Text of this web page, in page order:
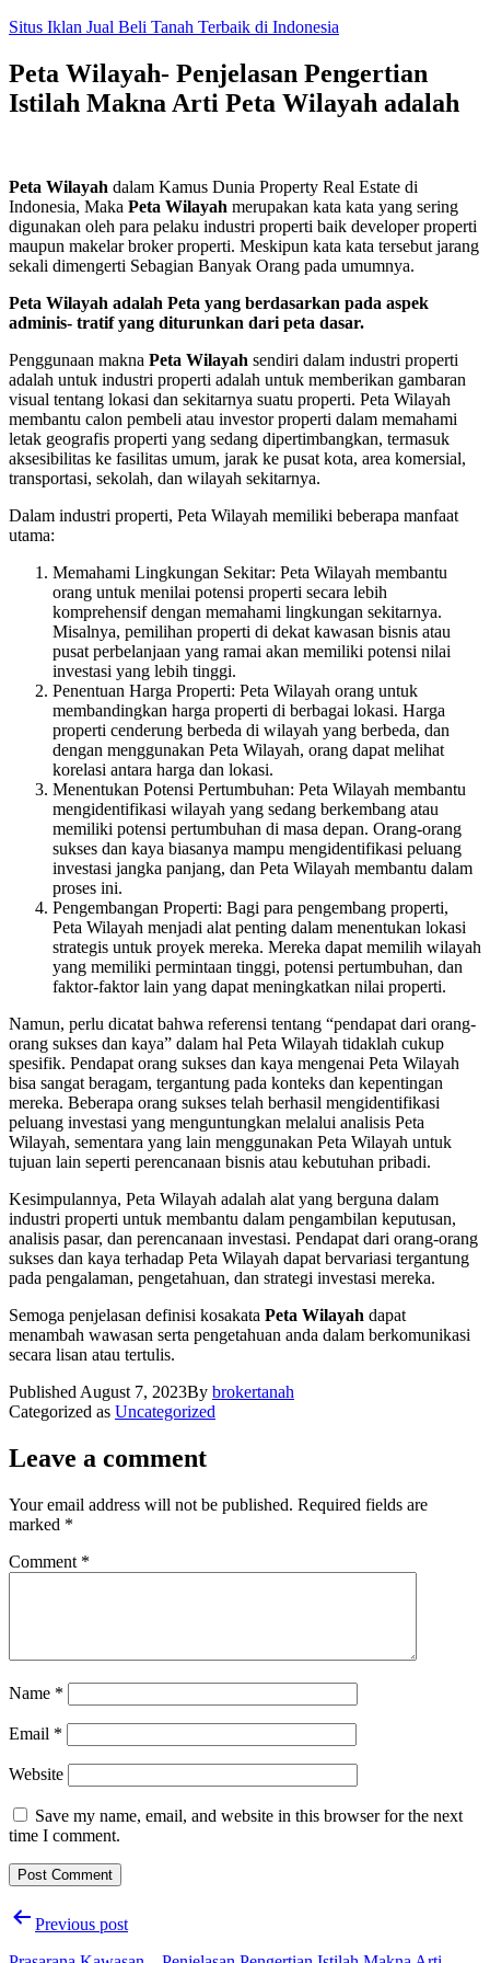
Skip
content
Situs Iklan Jual Beli Tanah Terbaik di Indonesia
Peta Wilayah- Penjelasan Pengertian
Istilah Makna Arti Peta Wilayah adalah
Peta Wilayah dalam Kamus Dunia Property Real Estate di
Indonesia, Maka Peta Wilayah merupakan kata kata yang sering
digunakan oleh para pelaku industri properti baik developer properti
maupun makelar broker properti. Meskipun kata kata tersebut jarang
sekali dimengerti Sebagian Banyak Orang pada umumnya.
Peta Wilayah adalah Peta yang berdasarkan pada aspek
adminis- tratif yang diturunkan dari peta dasar.
Penggunaan makna Peta Wilayah sendiri dalam industri properti
adalah untuk industri properti adalah untuk memberikan gambaran
visual tentang lokasi dan sekitarnya suatu properti. Peta Wilayah
membantu calon pembeli atau investor properti dalam memahami
letak geografis properti yang sedang dipertimbangkan, termasuk
aksesibilitas ke fasilitas umum, jarak ke pusat kota, area komersial,
transportasi, sekolah, dan wilayah sekitarnya.
Dalam industri properti, Peta Wilayah memiliki beberapa manfaat
utama:
Memahami Lingkungan Sekitar: Peta Wilayah membantu
orang untuk menilai potensi properti secara lebih
komprehensif dengan memahami lingkungan sekitarnya.
Misalnya, pemilihan properti di dekat kawasan bisnis atau
pusat perbelanjaan yang ramai akan memiliki potensi nilai
investasi yang lebih tinggi.
Penentuan Harga Properti: Peta Wilayah orang untuk
membandingkan harga properti di berbagai lokasi. Harga
properti cenderung berbeda di wilayah yang berbeda, dan
dengan menggunakan Peta Wilayah, orang dapat melihat
korelasi antara harga dan lokasi.
Menentukan Potensi Pertumbuhan: Peta Wilayah membantu
mengidentifikasi wilayah yang sedang berkembang atau
memiliki potensi pertumbuhan di masa depan. Orang-orang
sukses dan kaya biasanya mampu mengidentifikasi peluang
investasi jangka panjang, dan Peta Wilayah membantu dalam
proses ini.
Pengembangan Properti: Bagi para pengembang properti,
Peta Wilayah menjadi alat penting dalam menentukan lokasi
strategis untuk proyek mereka. Mereka dapat memilih wilayah
yang memiliki permintaan tinggi, potensi pertumbuhan, dan
faktor-faktor lain yang dapat meningkatkan nilai properti.
Namun, perlu dicatat bahwa referensi tentang “pendapat dari orang-
orang sukses dan kaya” dalam hal Peta Wilayah tidaklah cukup
spesifik. Pendapat orang sukses dan kaya mengenai Peta Wilayah
bisa sangat beragam, tergantung pada konteks dan kepentingan
mereka. Beberapa orang sukses telah berhasil mengidentifikasi
peluang investasi yang menguntungkan melalui analisis Peta
Wilayah, sementara yang lain menggunakan Peta Wilayah untuk
tujuan lain seperti perencanaan bisnis atau kebutuhan pribadi.
Kesimpulannya, Peta Wilayah adalah alat yang berguna dalam
industri properti untuk membantu dalam pengambilan keputusan,
analisis pasar, dan perencanaan investasi. Pendapat dari orang-orang
sukses dan kaya terhadap Peta Wilayah dapat bervariasi tergantung
pada pengalaman, pengetahuan, dan strategi investasi mereka.
Semoga penjelasan definisi kosakata Peta Wilayah dapat
menambah wawasan serta pengetahuan anda dalam berkomunikasi
secara lisan atau tertulis.
Published August 7, 2023By brokertanah
Categorized as Uncategorized
Leave a comment
Your email address will not be published. Required fields are
marked *
Comment *
Name *
Email *
Website
Save my name, email, and website in this browser for the next
time I comment.
PostPrevious post